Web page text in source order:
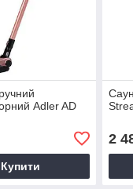
Adler AD
Купити
2